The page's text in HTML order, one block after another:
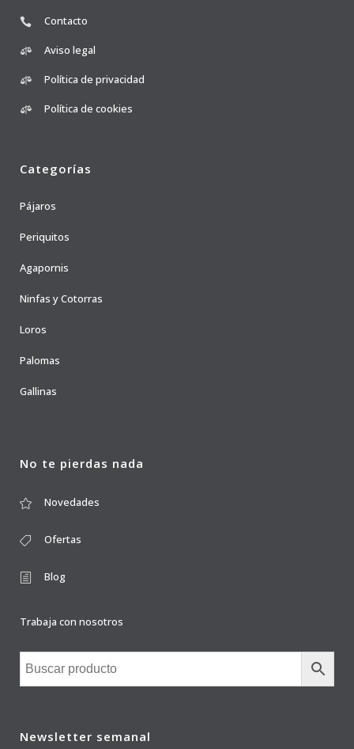
Contacto
Aviso legal
Política de privacidad
Política de cookies
Categorías
Pájaros
Periquitos
Agapornis
Ninfas y Cotorras
Loros
Palomas
Gallinas
No te pierdas nada
Novedades
Ofertas
Blog
Trabaja con nosotros
Newsletter semanal